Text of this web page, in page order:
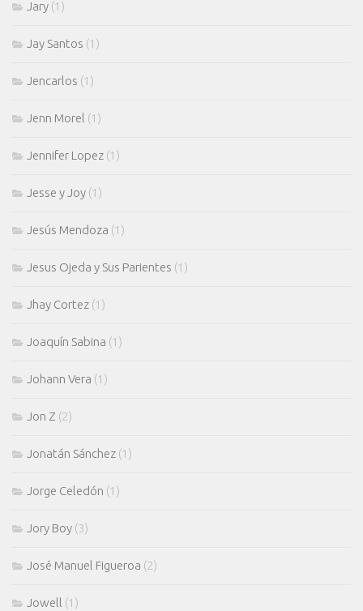
Jary (1)
Jay Santos (1)
Jencarlos (1)
Jenn Morel (1)
Jennifer Lopez (1)
Jesse y Joy (1)
Jesús Mendoza (1)
Jesus Ojeda y Sus Parientes (1)
Jhay Cortez (1)
Joaquín Sabina (1)
Johann Vera (1)
Jon Z (2)
Jonatán Sánchez (1)
Jorge Celedón (1)
Jory Boy (3)
José Manuel Figueroa (2)
Jowell (1)